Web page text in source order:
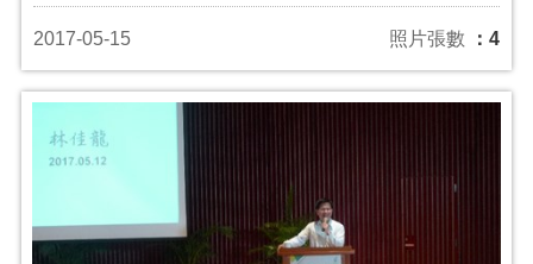
2017-05-15 照片張數 ：4